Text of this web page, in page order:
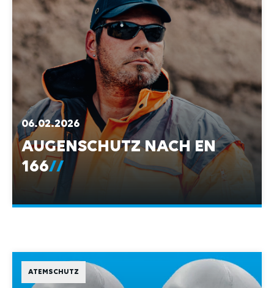
06.02.2026
AUGENSCHUTZ NACH EN
166